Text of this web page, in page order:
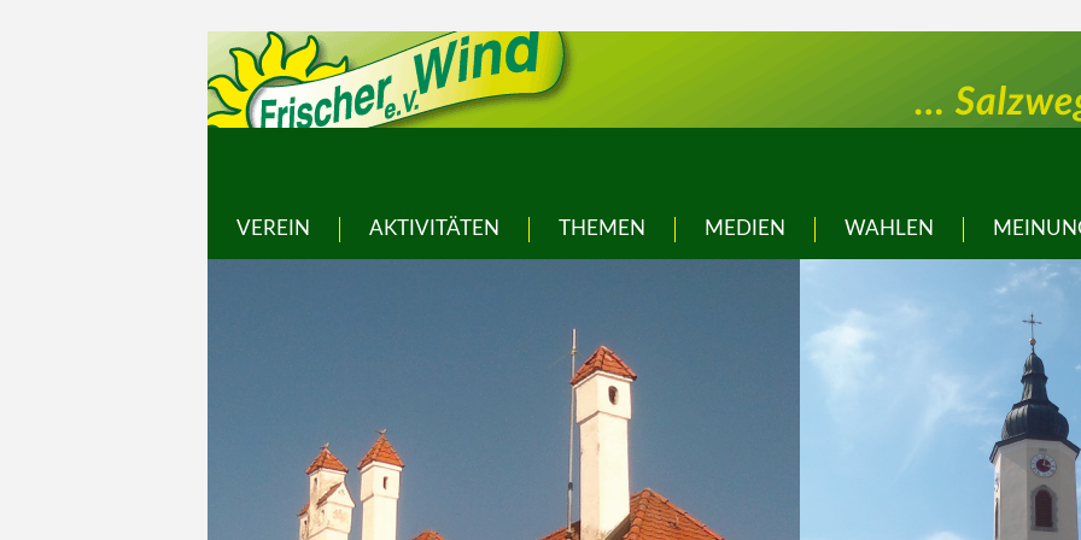
VEREIN AKTIVITÄTEN THEMEN MEDIEN WAHLEN